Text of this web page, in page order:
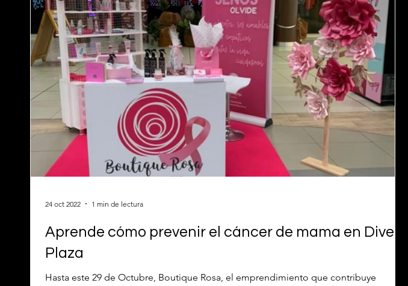
Aprende cómo prevenir el cáncer de mama en Diver
Plaza
Hasta este 29 de Octubre, Boutique Rosa, el emprendimiento que contribuye
24 oct 2022 1 min de lectura